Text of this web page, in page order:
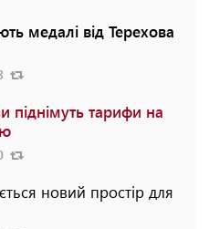
медалі від Терехова
піднімуть тарифи на
новий простір для